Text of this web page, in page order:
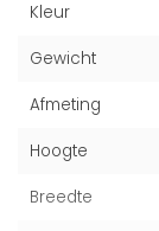
Kleur
Gewicht
Afmeting
Hoogte
Breedte